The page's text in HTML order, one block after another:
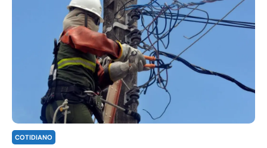
COTIDIANO